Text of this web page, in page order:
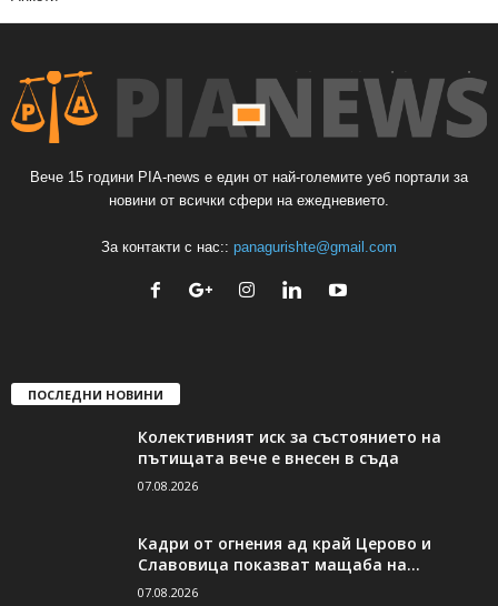
Вече 15 години PIA-news е един от най-големите уеб портали за
новини от всички сфери на ежедневието.
За контакти с нас:: panagurishte@gmail.com
ПОСЛЕДНИ НОВИНИ
Колективният иск за състоянието на
пътищата вече е внесен в съда
07.08.2026
Кадри от огнения ад край Церово и
Славовица показват мащаба на...
07.08.2026